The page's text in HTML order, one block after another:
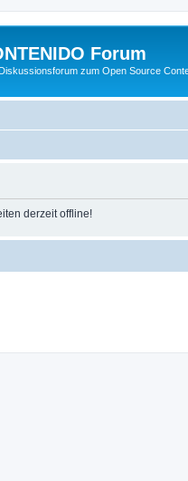
Forum
zum Open Source
derzeit offline!